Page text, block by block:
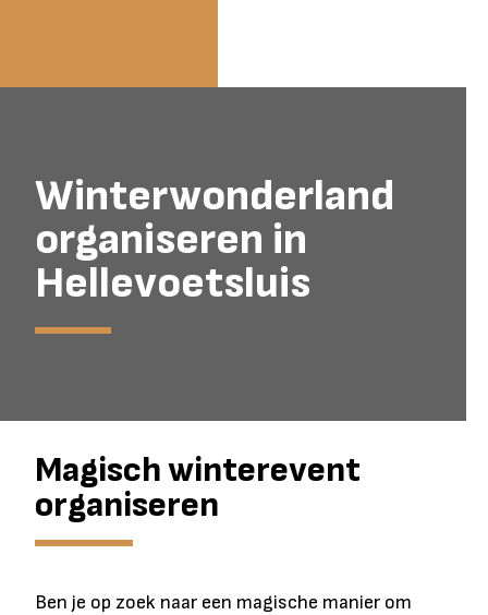
Winterwonderland
organiseren in
Hellevoetsluis
Magisch winterevent
organiseren
Ben je op zoek naar een magische manier om